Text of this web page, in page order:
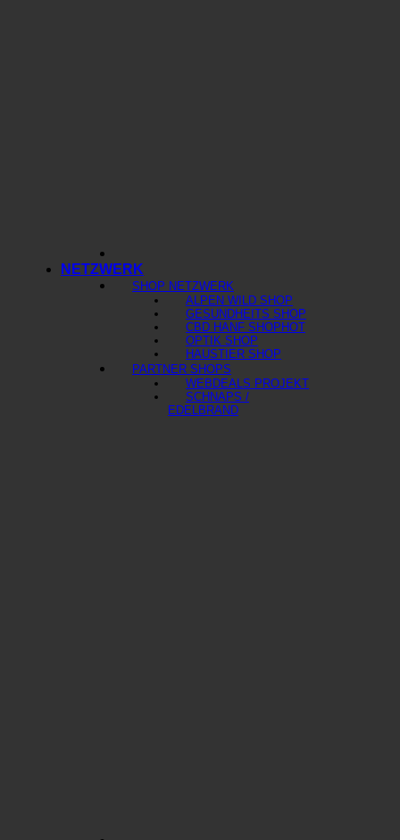
NETZWERK
SHOP NETZWERK
ALPEN WILD SHOP
GESUNDHEITS SHOP
CBD HANF SHOP
OPTIK SHOP
HAUSTIER SHOP
PARTNER SHOPS
WEBDEALS PROJEKT
SCHNAPS /
EDELBRAND